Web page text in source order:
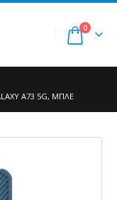
0
A73 5G, ΜΠΛΕ